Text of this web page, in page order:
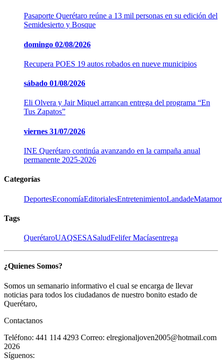
Pasaporte Querétaro reúne a 13 mil personas en su edición del
Semidesierto y Bosque
domingo 02/08/2026
Recupera POES 19 autos robados en nueve municipios
sábado 01/08/2026
Eli Olvera y Jair Miquel arrancan entrega del programa “En
Tus Zapatos”
viernes 31/07/2026
INE Querétaro continúa avanzando en la campaña anual
permanente 2025-2026
Categorías
DeportesEconomíaEditorialesEntretenimiento
Tags
QuerétaroUAQSESASaludFelifer Macíasentrega
¿Quienes Somos?
Somos un semanario informativo el cual se encarga de llevar
noticias para todos los ciudadanos de nuestro bonito estado de
Querétaro,
Contactanos
Teléfono: 441 114 4293 Correo: elregionaljoven2005@hotmail.com
2026
Síguenos: